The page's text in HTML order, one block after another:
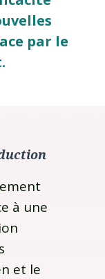
par le
à une
et le